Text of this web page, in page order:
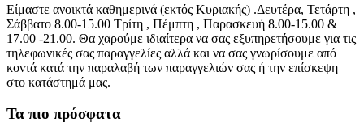
Είμαστε ανοικτά καθημερινά (εκτός Κυριακής) .Δευτέρα, Τετάρτη ,
Σάββατο 8.00-15.00 Τρίτη , Πέμπτη , Παρασκευή 8.00-15.00 &
17.00 -21.00. Θα χαρούμε ιδιαίτερα να σας εξυπηρετήσουμε για τις
τηλεφωνικές σας παραγγελίες αλλά και να σας γνωρίσουμε από
κοντά κατά την παραλαβή των παραγγελιών σας ή την επίσκεψη
στο κατάστημά μας.
Τα πιο πρόσφατα